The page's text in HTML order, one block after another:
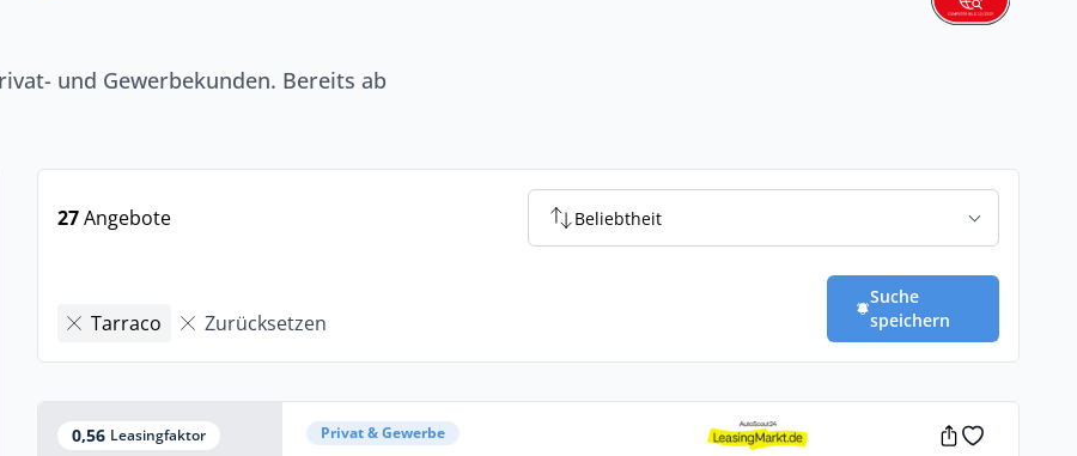
und Gewerbekunden. Bereits ab
27Angebote Beliebtheit
Tarraco Zurücksetzen
Suche
speichern
0,56 Leasingfaktor Privat & Gewerbe